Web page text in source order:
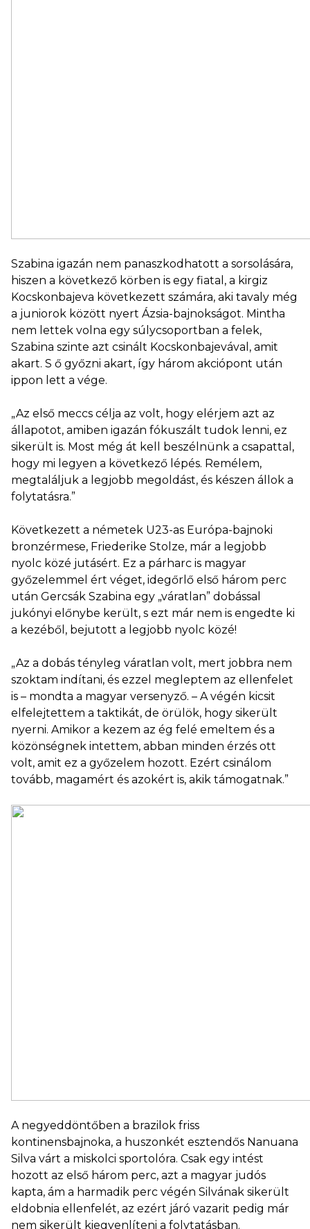
Szabina igazán nem panaszkodhatott a sorsolására,
hiszen a következő körben is egy fiatal, a kirgiz
Kocskonbajeva következett számára, aki tavaly még
a juniorok között nyert Ázsia-bajnokságot. Mintha
nem lettek volna egy súlycsoportban a felek,
Szabina szinte azt csinált Kocskonbajevával, amit
akart. S ő győzni akart, így három akciópont után
ippon lett a vége.
„Az első meccs célja az volt, hogy elérjem azt az
állapotot, amiben igazán fókuszált tudok lenni, ez
sikerült is. Most még át kell beszélnünk a csapattal,
hogy mi legyen a következő lépés. Remélem,
megtaláljuk a legjobb megoldást, és készen állok a
folytatásra.”
Következett a németek U23-as Európa-bajnoki
bronzérmese, Friederike Stolze, már a legjobb
nyolc közé jutásért. Ez a párharc is magyar
győzelemmel ért véget, idegőrlő első három perc
után Gercsák Szabina egy „váratlan” dobással
jukónyi előnybe került, s ezt már nem is engedte ki
a kezéből, bejutott a legjobb nyolc közé!
„Az a dobás tényleg váratlan volt, mert jobbra nem
szoktam indítani, és ezzel megleptem az ellenfelet
is – mondta a magyar versenyző. – A végén kicsit
elfelejtettem a taktikát, de örülök, hogy sikerült
nyerni. Amikor a kezem az ég felé emeltem és a
közönségnek intettem, abban minden érzés ott
volt, amit ez a győzelem hozott. Ezért csinálom
tovább, magamért és azokért is, akik támogatnak.”
A negyeddöntőben a brazilok friss
kontinensbajnoka, a huszonkét esztendős Nanuana
Silva várt a miskolci sportolóra. Csak egy intést
hozott az első három perc, azt a magyar judós
kapta, ám a harmadik perc végén Silvának sikerült
eldobnia ellenfelét, az ezért járó vazarit pedig már
nem sikerült kiegyenlíteni a folytatásban.